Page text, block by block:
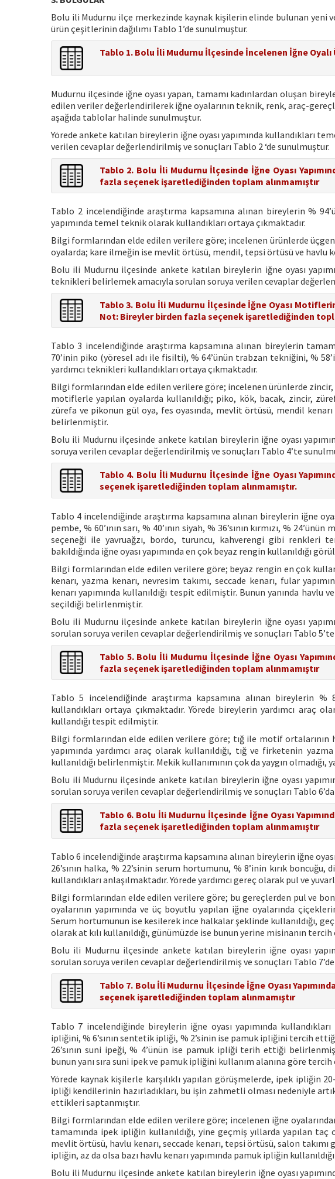
Bolu ili Mudurnu ilçe merkezinde kaynak kişilerin elinde bulunan yeni
ürün çeşitlerinin dağılımı Tablo 1’de sunulmuştur.
Tablo 1. Bolu İli Mudurnu İlçesinde İncelenen İğne Oyalı
Mudurnu ilçesinde iğne oyası yapan, tamamı kadınlardan oluşan
edilen veriler değerlendirilerek iğne oyalarının teknik, renk, araç-
aşağıda tablolar halinde sunulmuştur.
Yörede ankete katılan bireylerin iğne oyası yapımında kullandıkları
verilen cevaplar değerlendirilmiş ve sonuçları Tablo 2 ‘de sunulmuştur.
Tablo 2. Bolu İli Mudurnu İlçesinde İğne Oyası
fazla seçenek işaretlediğinden toplam alınmamıştır
Tablo 2 incelendiğinde araştırma kapsamına alınan bireylerin %
yapımında temel teknik olarak kullandıkları ortaya çıkmaktadır.
Bilgi formlarından elde edilen verilere göre; incelenen ürünlerde
oyalarda; kare ilmeğin ise mevlit örtüsü, mendil, tepsi örtüsü ve havlu
Bolu ili Mudurnu ilçesinde ankete katılan bireylerin iğne oyası
teknikleri belirlemek amacıyla sorulan soruya verilen cevaplar
Tablo 3. Bolu İli Mudurnu İlçesinde İğne Oyası
Not: Bireyler birden fazla seçenek işaretlediğinden
Tablo 3 incelendiğinde araştırma kapsamına alınan bireylerin
70’inin piko (yöresel adı ile fisilti), % 64’ünün trabzan tekniğini, %
yardımcı teknikleri kullandıkları ortaya çıkmaktadır.
Bilgi formlarından elde edilen verilere göre; incelenen ürünlerde
motiflerle yapılan oyalarda kullanıldığı; piko, kök, bacak, zincir,
zürefa ve pikonun gül oya, fes oyasında, mevlit örtüsü, mendil kenarı
belirlenmiştir.
Bolu ili Mudurnu ilçesinde ankete katılan bireylerin iğne oyası
soruya verilen cevaplar değerlendirilmiş ve sonuçları Tablo 4’te
Tablo 4. Bolu İli Mudurnu İlçesinde İğne Oyası
seçenek işaretlediğinden toplam alınmamıştır.
Tablo 4 incelendiğinde araştırma kapsamına alınan bireylerin iğne
pembe, % 60’ının sarı, % 40’ının siyah, % 36’sının kırmızı, %
seçeneği ile yavruağzı, bordo, turuncu, kahverengi gibi renkleri
bakıldığında iğne oyası yapımında en çok beyaz rengin kullanıldığı
Bilgi formlarından elde edilen verilere göre; beyaz rengin en çok
kenarı, yazma kenarı, nevresim takımı, seccade kenarı, fular
kenarı yapımında kullanıldığı tespit edilmiştir. Bunun yanında
seçildiği belirlenmiştir.
Bolu ili Mudurnu ilçesinde ankete katılan bireylerin iğne oyası
sorulan soruya verilen cevaplar değerlendirilmiş ve sonuçları Tablo
Tablo 5. Bolu İli Mudurnu İlçesinde İğne Oyası
fazla seçenek işaretlediğinden toplam alınmamıştır
Tablo 5 incelendiğinde araştırma kapsamına alınan bireylerin %
kullandıkları ortaya çıkmaktadır. Yörede bireylerin yardımcı araç
kullandığı tespit edilmiştir.
Bilgi formlarından elde edilen verilere göre; tığ ile motif ortalarının
yapımında yardımcı araç olarak kullanıldığı, tığ ve firketenin
kullanıldığı belirlenmiştir. Mekik kullanımının çok da yaygın
Bolu ili Mudurnu ilçesinde ankete katılan bireylerin iğne oyası
sorulan soruya verilen cevaplar değerlendirilmiş ve sonuçları Tablo
Tablo 6. Bolu İli Mudurnu İlçesinde İğne Oyası
fazla seçenek işaretlediğinden toplam alınmamıştır
Tablo 6 incelendiğinde araştırma kapsamına alınan bireylerin iğne
26’sının halka, % 22’sinin serum hortumunu, % 8’inin kırık
kullandıkları anlaşılmaktadır. Yörede yardımcı gereç olarak pul ve
Bilgi formlarından elde edilen verilere göre; bu gereçlerden pul ve
oyalarının yapımında ve üç boyutlu yapılan iğne oyalarında
Serum hortumunun ise kesilerek ince halkalar şeklinde kullanıldığı,
olarak at kılı kullanıldığı, günümüzde ise bunun yerine misinanın
Bolu ili Mudurnu ilçesinde ankete katılan bireylerin iğne oyası
sorulan soruya verilen cevaplar değerlendirilmiş ve sonuçları Tablo
Tablo 7. Bolu İli Mudurnu İlçesinde İğne Oyası
seçenek işaretlediğinden toplam alınmamıştır
Tablo 7 incelendiğinde bireylerin iğne oyası yapımında
ipliğini, % 6’sının sentetik ipliği, % 2’sinin ise pamuk ipliğini tercih
26’sının suni ipeği, % 4’ünün ise pamuk ipliği terih ettiği
bunun yanı sıra suni ipek ve pamuk ipliğini kullanım alanına göre
Yörede kaynak kişilerle karşılıklı yapılan görüşmelerde, ipek ipliğin
ipliği kendilerinin hazırladıkları, bu işin zahmetli olması nedeniyle
ettikleri saptanmıştır.
Bilgi formlarından elde edilen verilere göre; incelenen iğne
tamamında ipek ipliğin kullanıldığı, yine geçmiş yıllarda yapılan
mevlit örtüsü, havlu kenarı, seccade kenarı, tepsi örtüsü, salon
ipliğin, az da olsa bazı havlu kenarı yapımında pamuk ipliğin
Bolu ili Mudurnu ilçesinde ankete katılan bireylerin iğne oyası